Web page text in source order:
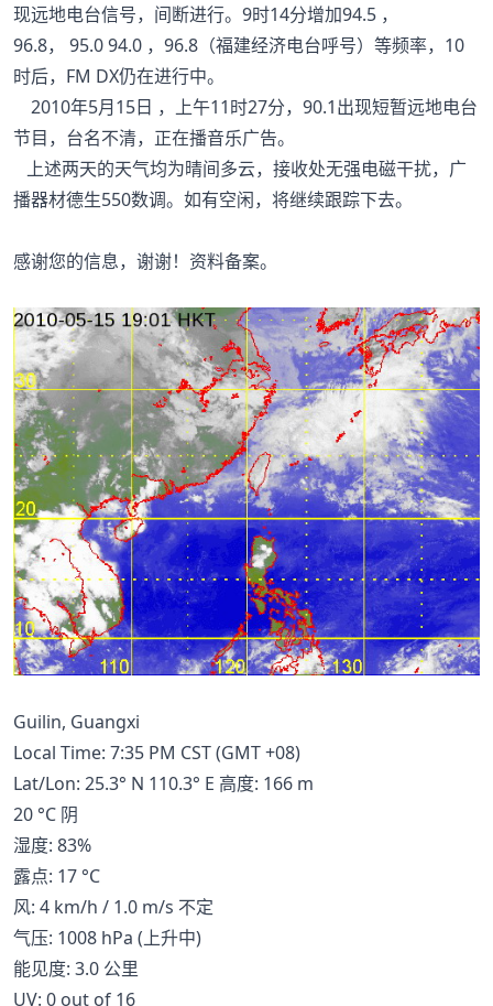
现远地电台信号，间断进行。9时14分增加94.5 ，
96.8， 95.0 94.0 ，96.8（福建经济电台呼号）等频率，10
时后，FM DX仍在进行中。
2010年5月15日 ，上午11时27分，90.1出现短暂远地电台
节目，台名不清，正在播音乐广告。
上述两天的天气均为晴间多云，接收处无强电磁干扰，广
播器材德生550数调。如有空闲，将继续跟踪下去。
感谢您的信息，谢谢！资料备案。
Guilin, Guangxi
Local Time: 7:35 PM CST (GMT +08)
Lat/Lon: 25.3° N 110.3° E 高度: 166 m
20 °C 阴
湿度: 83%
露点: 17 °C
风: 4 km/h / 1.0 m/s 不定
气压: 1008 hPa (上升中)
能见度: 3.0 公里
UV: 0 out of 16